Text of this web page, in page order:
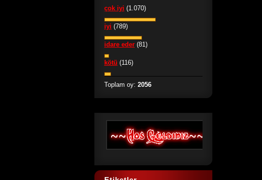
çok iyi (1.070)
iyi (789)
idare eder (81)
kötü (116)
Toplam oy: 2056